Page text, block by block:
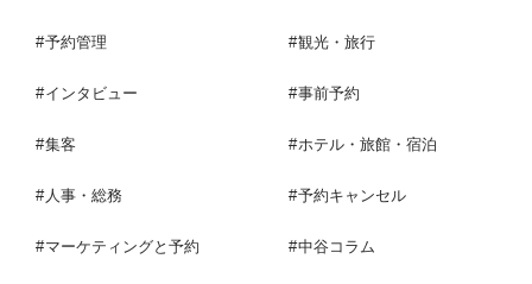
予約管理 観光・旅行
インタビュー 事前予約
集客 ホテル・旅館・宿泊
人事・総務 予約キャンセル
マーケティングと予約 中谷コラム